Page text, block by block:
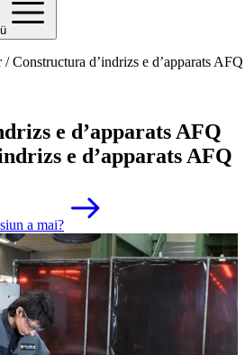
Constructura d’indrizs e d’apparats AFQ
e d’apparats AFQ
e d’apparats AFQ
a mai?